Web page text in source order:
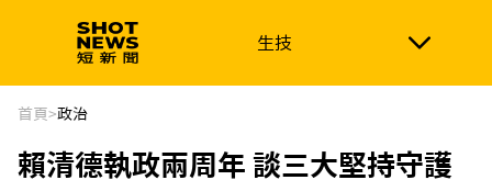
生技
生技 政治
新南向 體育
首頁>政治
賴清德執政兩周年 談三大堅持守護